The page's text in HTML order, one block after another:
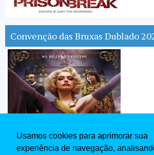
Usamos cookies para aprimorar sua
experiência de navegação,
Convenção das Bruxas Dublado